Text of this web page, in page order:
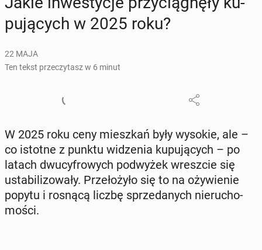
pu­ją­cych w 2025 roku?
22 MAJA
Ten tekst przeczytasz w 6 minut
W 2025 roku ceny miesz­kań były wysokie, ale –
co istotne z punktu wi­dze­nia ku­pu­ją­cych – po
latach dwu­cy­fro­wych pod­wy­żek wresz­cie się
usta­bi­li­zo­wa­ły. Prze­ło­ży­ło się to na oży­wie­nie
popytu i rosnącą liczbę sprze­da­nych nie­ru­cho­
mo­ści.